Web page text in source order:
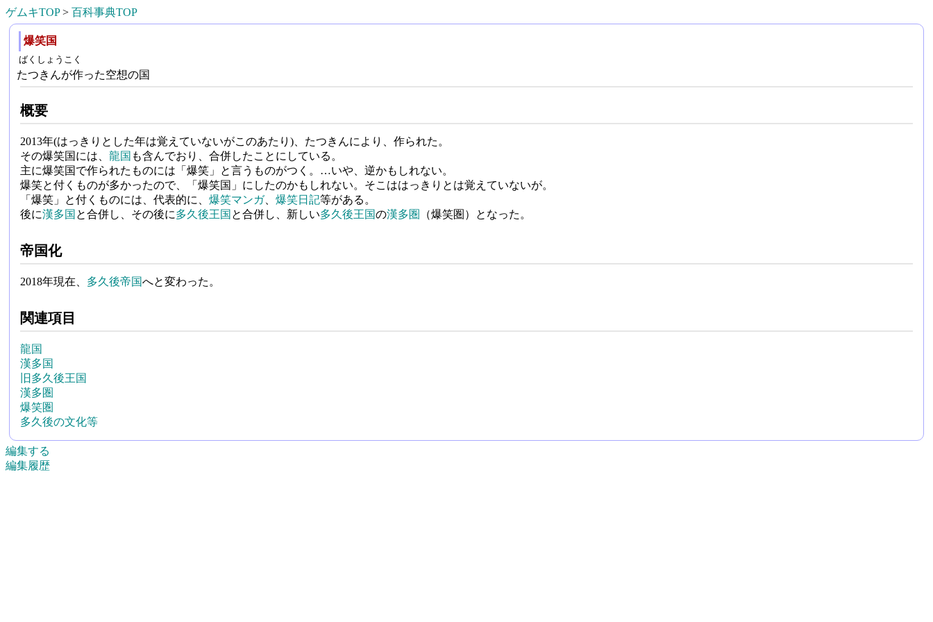
ゲムキTOP> 百科事典TOP
爆笑国
ばくしょうこく
たつきんが作った空想の国
概要
2013年(はっきりとした年は覚えていないがこのあたり)、たつきんにより、作られた。
その爆笑国には、 龍国 も含んでおり、合併したことにしている。
主に爆笑国で作られたものには「爆笑」と言うものがつく。…いや、逆かもしれない。
爆笑と付くものが多かったので、「爆笑国」にしたのかもしれない。そこははっきりとは覚えていないが。
「爆笑」と付くものには、代表的に、 爆笑マンガ、 爆笑日記等がある。
後に漢多国 と合併し、その後に多久後王国 と合併し、新しい多久後王国の漢多圏 （爆笑圏）となった。
帝国化
2018年現在、 多久後帝国へと変わった。
関連項目
龍国
漢多国
旧多久後王国
漢多圏
爆笑圏
多久後の文化等
編集する
編集履歴